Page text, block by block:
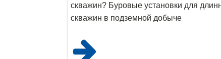
скважин? Буровые установки для
скважин в подземной добыче